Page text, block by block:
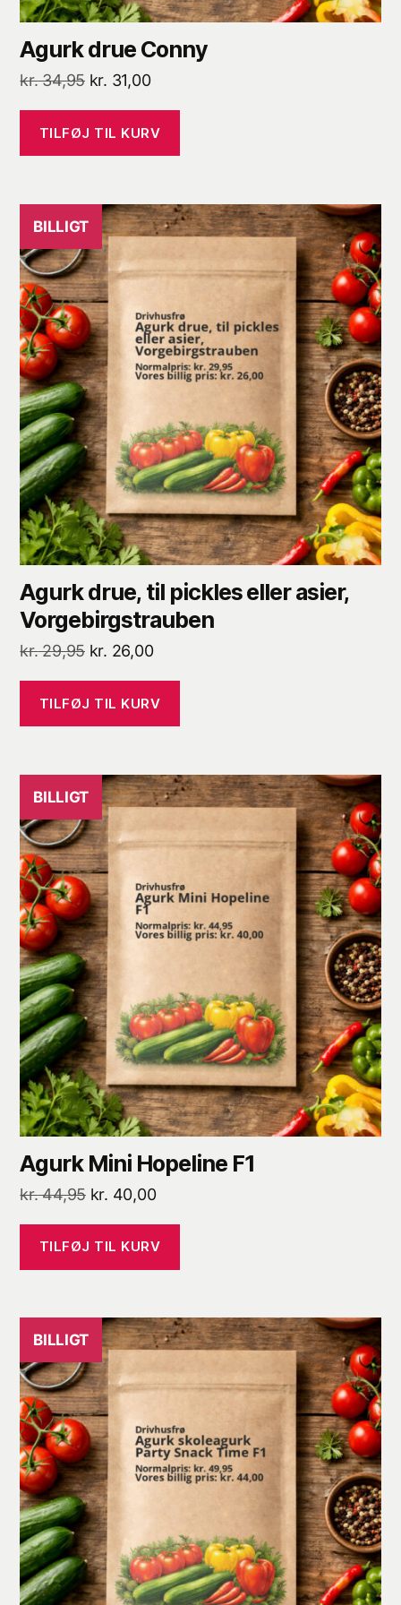
Agurk drue Conny
kr.34,95 Den
pris
var:
kr. 31,00Den
pris
er:
TILFØJ TIL KURV
BILLIGT
Agurk drue, til pickles eller asier,
Vorgebirgstrauben
kr.29,95 Den
pris
var:
kr. 26,00Den
pris
er:
TILFØJ TIL KURV
BILLIGT
Agurk Mini Hopeline F1
kr.44,95 Den
pris
var:
kr. 40,00Den
pris
er:
TILFØJ TIL KURV
BILLIGT